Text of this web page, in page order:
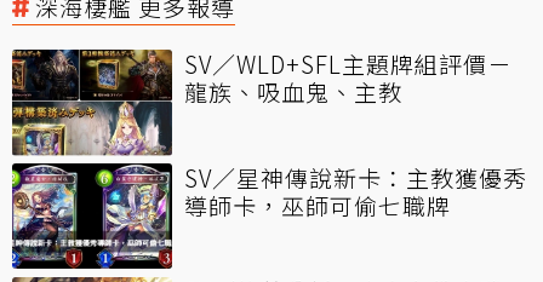
SV／WLD+SFL主題牌組評價－
龍族、吸血鬼、主教
SV／星神傳說新卡：主教獲優秀
導師卡，巫師可偷七職牌